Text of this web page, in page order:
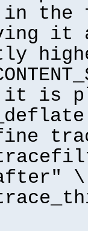
in
it
it is
\